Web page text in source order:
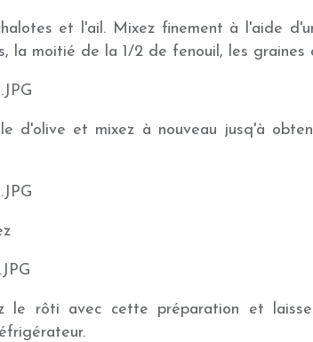
et l'ail. Mixez finement à l'aide
la moitié de la 1/2 de fenouil, les graines
d'olive et mixez à nouveau jusq'à
le rôti avec cette préparation et